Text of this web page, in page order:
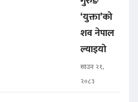
‘युक्ता’को
शव नेपाल
ल्याइयो
साउन २१,
२०८३